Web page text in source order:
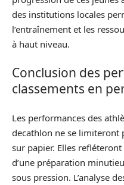
des institutions locales
l’entraînement et les
à haut niveau.
Conclusion des
classements en
Les performances des
decathlon ne se limiteront
sur papier. Elles
d’une préparation
sous pression. L’analyse